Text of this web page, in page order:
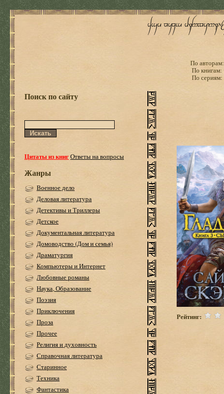
По авторам:
По книгам:
По сериям:
Поиск по сайту
Цитаты из книгОтветы на вопросы
Жанры
Военное дело
Деловая литература
Детективы и Триллеры
Детское
Документальная литература
Домоводство (Дом и семья)
Драматургия
Компьютеры и Интернет
Любовные романы
Наука, Образование
Поэзия
Приключения
Проза
Прочее
Религия и духовность
Справочная литература
Старинное
Техника
Фантастика
Рейтинг: